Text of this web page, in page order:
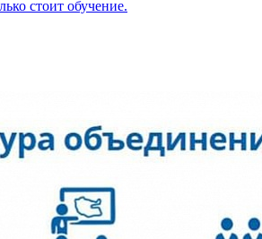
стоит обучение.